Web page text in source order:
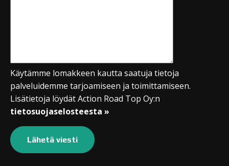
Käytämme lomakkeen kautta saatuja tietoja
palveluidemme tarjoamiseen ja toimittamiseen.
Lisätietoja löydät Action Road Top Oy:n
tietosuojaselosteesta »